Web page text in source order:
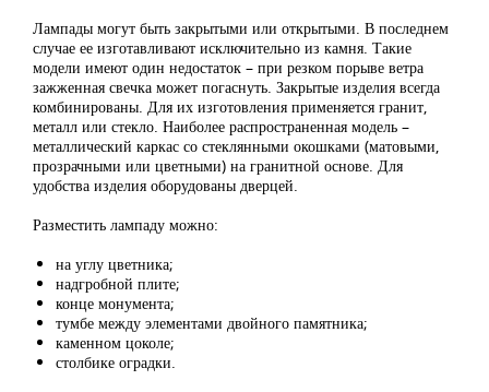
Лампады могут быть закрытыми или открытыми. В последнем
случае ее изготавливают исключительно из камня. Такие
модели имеют один недостаток – при резком порыве ветра
зажженная свечка может погаснуть. Закрытые изделия всегда
комбинированы. Для их изготовления применяется гранит,
металл или стекло. Наиболее распространенная модель –
металлический каркас со стеклянными окошками (матовыми,
прозрачными или цветными) на гранитной основе. Для
удобства изделия оборудованы дверцей.
Разместить лампаду можно:
на углу цветника;
надгробной плите;
конце монумента;
тумбе между элементами двойного памятника;
каменном цоколе;
столбике оградки.